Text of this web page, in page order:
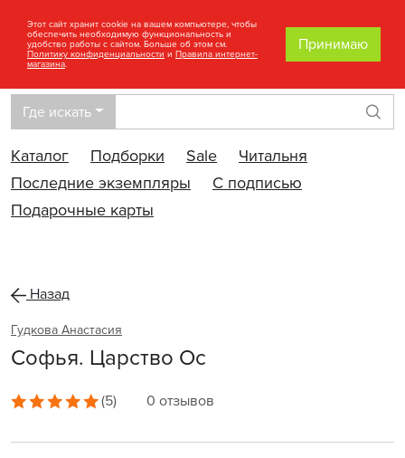
Где искать
Каталог
Подборки Sale
Читальня
Последние экземпляры
С подписью
Подарочные карты
Назад
Гудкова Анастасия
Софья. Царство Ос
(5) 0 отзывов
Этот сайт хранит cookie на вашем компьютере, чтобы
обеспечить необходимую функциональность и
удобство работы с сайтом. Больше об этом см.
Политику конфиденциальности и Правила интернет-
магазина.
Принимаю